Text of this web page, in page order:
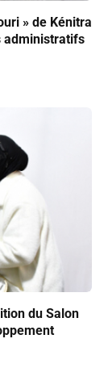
» de Kénitra
administratifs
du Salon